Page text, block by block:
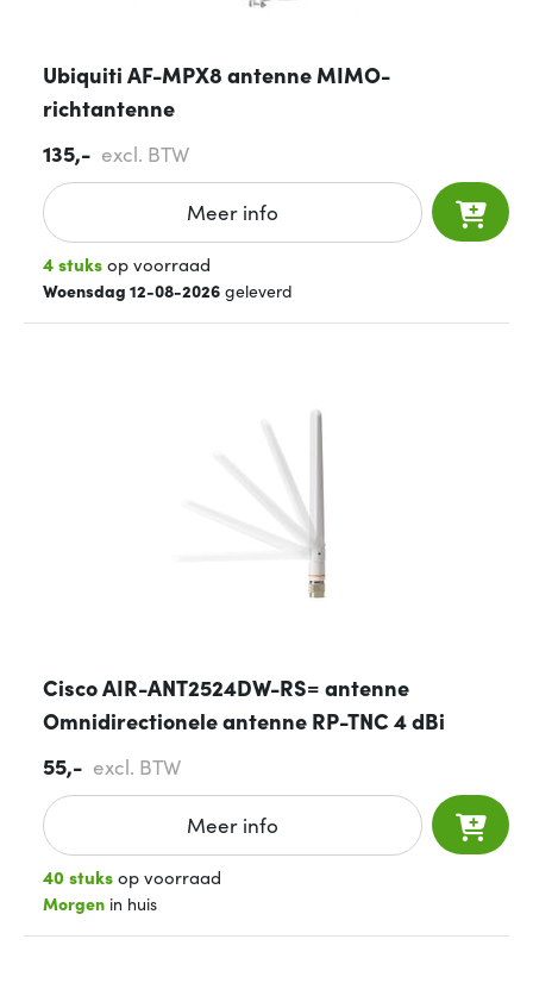
Ubiquiti AF-MPX8 antenne MIMO-
richtantenne
135,- excl. BTW
Meer info
4 stuksop voorraad
Woensdag 12-08-2026 geleverd
Cisco AIR-ANT2524DW-RS= antenne
Omnidirectionele antenne RP-TNC 4 dBi
55,- excl. BTW
Meer info
40 stuksop voorraad
Morgen in huis